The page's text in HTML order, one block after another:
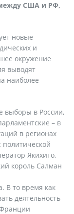
США и РФ,
новые
и
окружение
выводят
наиболее
выборы в России,
– в
в регионах
политической
Якихито,
король Салман
В то время как
деятельность